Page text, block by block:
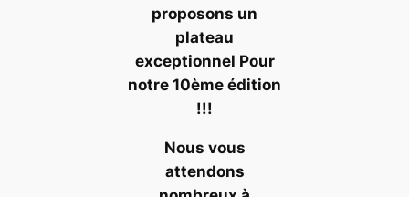
proposons un
plateau
exceptionnel Pour
notre 10ème édition
!!!
Nous vous
attendons